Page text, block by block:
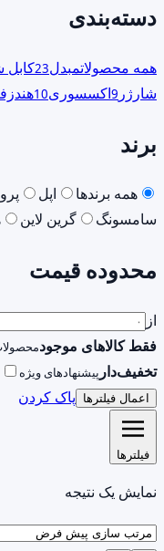
دسته‌بندی
همه محصولاتمبدل23کابل
شارژر 9اکسسوری10
برند
همه برندها اپل
سامسونگ
گرین لاین
محدوده قیمت
از
فقط کالاهای موجود
تخفیف‌دار پیشنهادهای ویژه
اعمال فیلترها پاک کردن
فیلترها
نمایش یک نتیجه